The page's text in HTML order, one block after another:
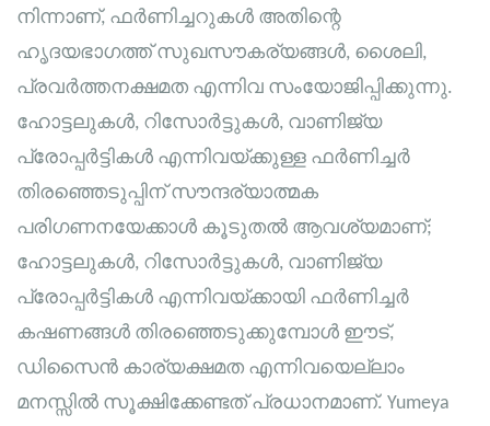
നിന്നാണ്, ഫർണിച്ചറുകൾ അതിന്റെ
ഹൃദയഭാഗത്ത് സുഖസൗകര്യങ്ങൾ, ശൈലി,
പ്രവർത്തനക്ഷമത എന്നിവ സംയോജിപ്പിക്കുന്നു.
ഹോട്ടലുകൾ, റിസോർട്ടുകൾ, വാണിജ്യ
പ്രോപ്പർട്ടികൾ എന്നിവയ്ക്കുള്ള ഫർണിച്ചർ
തിരഞ്ഞെടുപ്പിന് സൗന്ദര്യാത്മക
പരിഗണനയേക്കാൾ കൂടുതൽ ആവശ്യമാണ്;
ഹോട്ടലുകൾ, റിസോർട്ടുകൾ, വാണിജ്യ
പ്രോപ്പർട്ടികൾ എന്നിവയ്ക്കായി ഫർണിച്ചർ
കഷണങ്ങൾ തിരഞ്ഞെടുക്കുമ്പോൾ ഈട്,
ഡിസൈൻ കാര്യക്ഷമത എന്നിവയെല്ലാം
മനസ്സിൽ സൂക്ഷിക്കേണ്ടത് പ്രധാനമാണ്. Yumeya